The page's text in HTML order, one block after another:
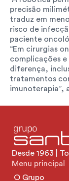
precisão
traduz em
risco de
paciente
“Em cirurgias
complicações
diferença,
tratamentos
imunoterapia”,
Desde 1963 |
Menu principal
O Grupo